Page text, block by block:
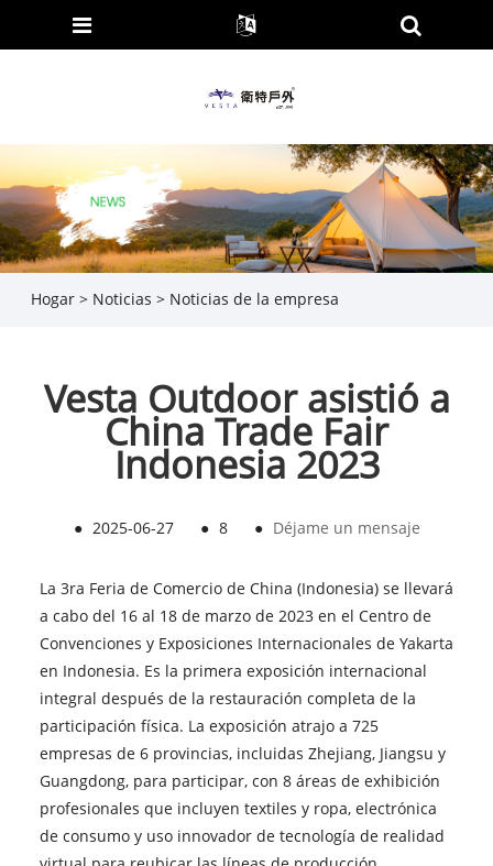
Hogar > Noticias > Noticias de la empresa
Vesta Outdoor asistió a
China Trade Fair
Indonesia 2023
● 2025-06-27 ● 8 ● Déjame un mensaje
La 3ra Feria de Comercio de China (Indonesia) se llevará
a cabo del 16 al 18 de marzo de 2023 en el Centro de
Convenciones y Exposiciones Internacionales de Yakarta
en Indonesia. Es la primera exposición internacional
integral después de la restauración completa de la
participación física. La exposición atrajo a 725
empresas de 6 provincias, incluidas Zhejiang, Jiangsu y
Guangdong, para participar, con 8 áreas de exhibición
profesionales que incluyen textiles y ropa, electrónica
de consumo y uso innovador de tecnología de realidad